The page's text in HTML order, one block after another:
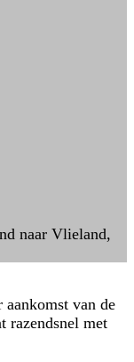
naar Vlieland,
van de
razendsnel met